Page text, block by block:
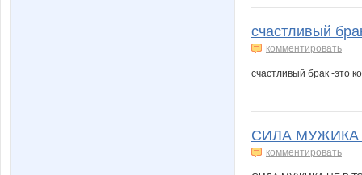
счастливый
комментировать
счастливый брак -это
СИЛА МУЖИКА
комментировать